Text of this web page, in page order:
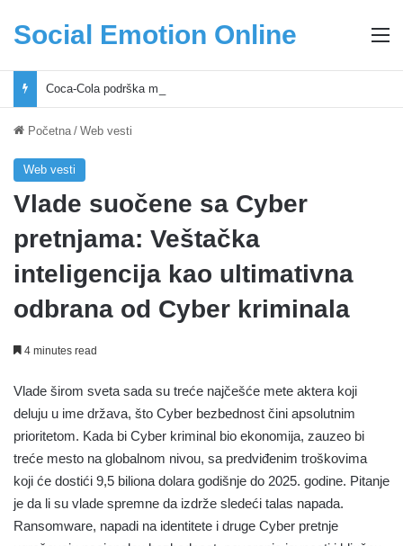
Social Emotion Online
Početna / Web vesti
Web vesti
Vlade suočene sa Cyber
pretnjama: Veštačka
inteligencija kao ultimativna
odbrana od Cyber kriminala
4 minutes read
Vlade širom sveta sada su treće najčešće mete aktera koji
deluju u ime država, što Cyber bezbednost čini apsolutnim
prioritetom. Kada bi Cyber kriminal bio ekonomija, zauzeo bi
treće mesto na globalnom nivou, sa predviđenim troškovima
koji će dostići 9,5 biliona dolara godišnje do 2025. godine. Pitanje
je da li su vlade spremne da izdrže sledeći talas napada.
Ransomware, napadi na identitete i druge Cyber pretnje